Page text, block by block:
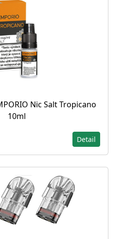
Nic Salt Tropicano
10ml
Detail